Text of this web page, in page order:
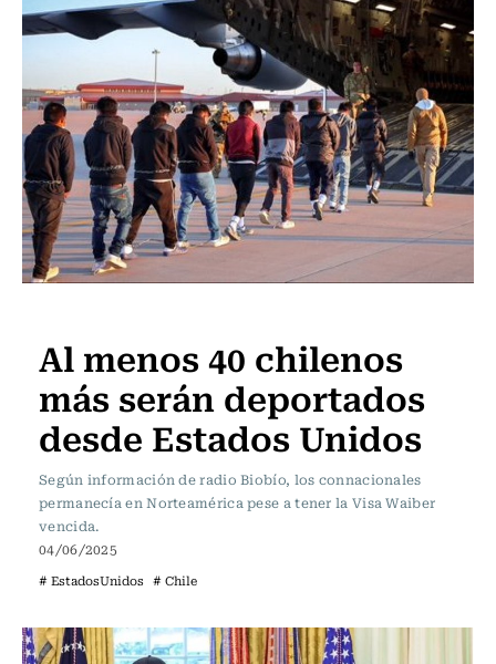
Al menos 40 chilenos
más serán deportados
desde Estados Unidos
Según información de radio Biobío, los connacionales
permanecía en Norteamérica pese a tener la Visa Waiber
vencida.
04/06/2025
# EstadosUnidos # Chile